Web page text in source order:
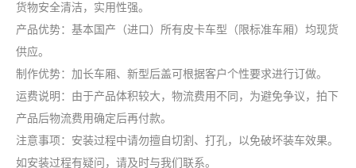
货物安全清洁，实用性强。
产品优势：基本国产（进口）所有皮卡车型（限标准车厢）均现货
供应。
制作优势：加长车厢、新型后盖可根据客户个性要求进行订做。
运费说明：由于产品体积较大，物流费用不同，为避免争议，拍下
产品后物流费用确定后再付款。
注意事项：安装过程中请勿擅自切割、打孔，以免破坏装车效果。
如安装过程有疑问，请及时与我们联系。